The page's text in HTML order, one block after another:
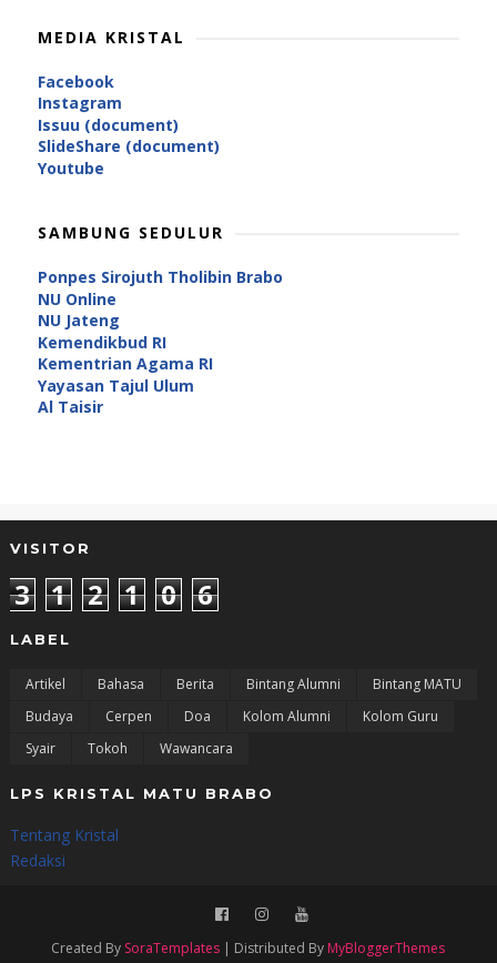
MEDIA KRISTAL
Facebook
Instagram
Issuu (document)
SlideShare (document)
Youtube
SAMBUNG SEDULUR
Ponpes Sirojuth Tholibin Brabo
NU Online
NU Jateng
Kemendikbud RI
Kementrian Agama RI
Yayasan Tajul Ulum
Al Taisir
VISITOR
3 1 2 1 0 6
LABEL
Artikel Bahasa Berita Bintang Alumni
Bintang MATU
Budaya
Cerpen Doa Kolom Alumni
Kolom Guru
Syair
Tokoh Wawancara
LPS KRISTAL MATU BRABO
Tentang Kristal
Redaksi
Created By SoraTemplates | Distributed By MyBloggerThemes